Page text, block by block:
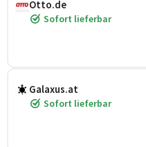
Otto.de
Sofort lieferbar
Galaxus.at
Sofort lieferbar